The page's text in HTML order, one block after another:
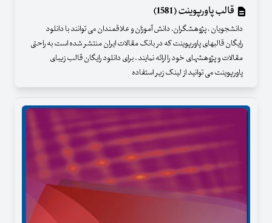
قالب پاورپوینت (1581)
دانشجویان ، پژوهشگران، دانش آموزان و علاقمندان می توانند با دانلود
رایگان قالبهای پاورپوینت که در بانک مقالات ایران منتشر شده است به راحتی
مقالات و پژوهشهای خود را ارائه نمایند . برای دانلود رایگان قالب زیبای
پاورپوینت می توانید از لینک زیر استفاده